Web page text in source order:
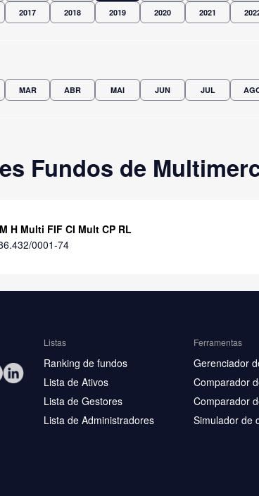
2017 2018 2019 2020 2021
MAR ABR MAI JUN JUL
Fundos de
H Multi FIF CI Mult CP RL
0001-74
Listas
Ranking de fundos
Lista de Ativos
Lista de Gestores
Lista de Administradores
Ferramentas
Gerenciador
Comparador
Comparador
Simulador de